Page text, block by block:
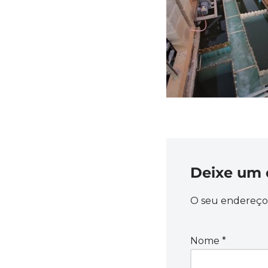
Deixe um
O seu
Nome *